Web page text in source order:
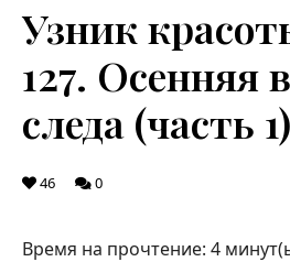
Узник
127. Осенняя
следа (часть 1)
46 0
Время на прочтение: 4